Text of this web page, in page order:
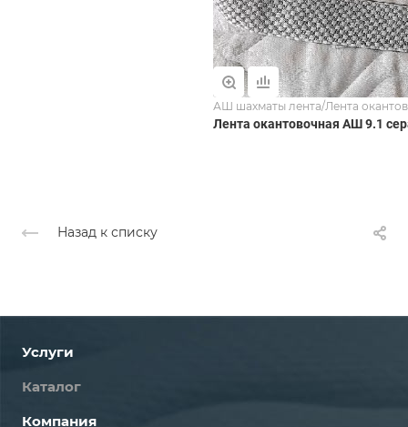
АШ шахматы лента/Лента
Лента окантовочная АШ 9.1
Назад к списку
Услуги
Каталог
Компания